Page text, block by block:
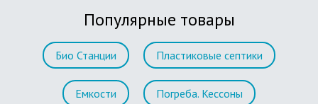
Популярные товары
Био Станции Пластиковые септики
Емкости Погреба. Кессоны